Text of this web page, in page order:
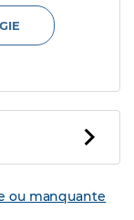
ou manquante